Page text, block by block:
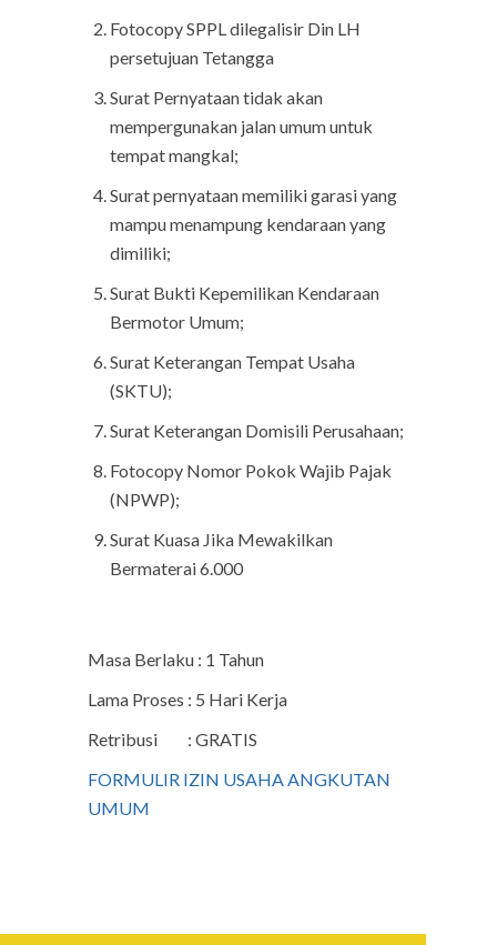
Fotocopy SPPL dilegalisir Din LH
persetujuan Tetangga
Surat Pernyataan tidak akan
mempergunakan jalan umum untuk
tempat mangkal;
Surat pernyataan memiliki garasi yang
mampu menampung kendaraan yang
dimiliki;
Surat Bukti Kepemilikan Kendaraan
Bermotor Umum;
Surat Keterangan Tempat Usaha
(SKTU);
Surat Keterangan Domisili Perusahaan;
Fotocopy Nomor Pokok Wajib Pajak
(NPWP);
Surat Kuasa Jika Mewakilkan
Bermaterai 6.000
Masa Berlaku : 1 Tahun
Lama Proses : 5 Hari Kerja
Retribusi : GRATIS
FORMULIR IZIN USAHA ANGKUTAN
UMUM